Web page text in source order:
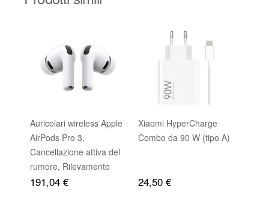
Auricolari wireless Apple
AirPods Pro 3,
Cancellazione attiva del
rumore, Rilevamento
della frequenza cardiaca,
191,04 €
Xiaomi HyperCharge
Combo da 90 W (tipo A)
24,50 €